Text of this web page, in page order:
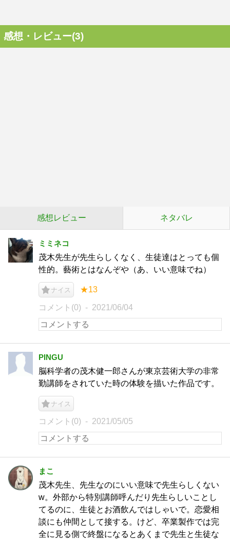
感想・レビュー(3)
感想レビュー ネタバレ
ミミネコ
茂木先生が先生らしくなく、生徒達はとっても個
性的。藝術とはなんぞや（あ、いい意味でね）
ナイス ★13
コメント(0) 2021/06/04
PINGU
脳科学者の茂木健一郎さんが東京芸術大学の非常
勤講師をされていた時の体験を描いた作品です。
ナイス
コメント(0) 2021/05/05
まこ
茂木先生、先生なのにいい意味で先生らしくない
w。外部から特別講師呼んだり先生らしいことし
てるのに、生徒とお酒飲んではしゃいで。恋愛相
談にも仲間として接する。けど、卒業製作では完
全に見る側で終盤になるとあくまで先生と生徒な